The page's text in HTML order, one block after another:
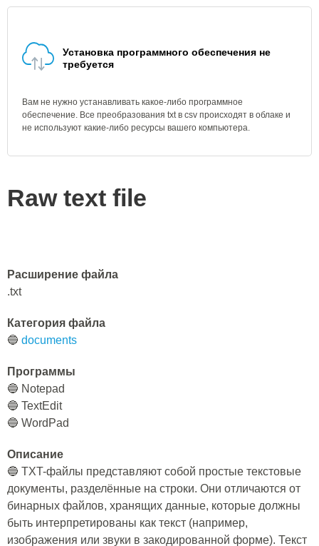
Установка программного обеспечения не
требуется
Вам не нужно устанавливать какое-либо программное
обеспечение. Все преобразования txt в csv происходят в облаке и
не используют какие-либо ресурсы вашего компьютера.
Raw text file
Расширение файла
.txt
Категория файла
🔵 documents
Программы
🔵 Notepad
🔵 TextEdit
🔵 WordPad
Описание
🔵 TXT-файлы представляют собой простые текстовые
документы, разделённые на строки. Они отличаются от
бинарных файлов, хранящих данные, которые должны
быть интерпретированы как текст (например,
изображения или звуки в закодированной форме). Текст